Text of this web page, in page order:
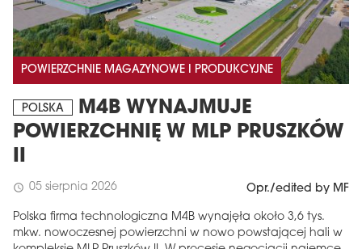
POWIERZCHNIE MAGAZYNOWE I PRODUKCYJNE
POLSKA
M4B WYNAJMUJE
POWIERZCHNIĘ W MLP PRUSZKÓW
II
schedule 05 sierpnia 2026 Opr./edited by MF
Polska firma technologiczna M4B wynajęła około 3,6 tys.
mkw. nowoczesnej powierzchni w nowo powstającej hali w